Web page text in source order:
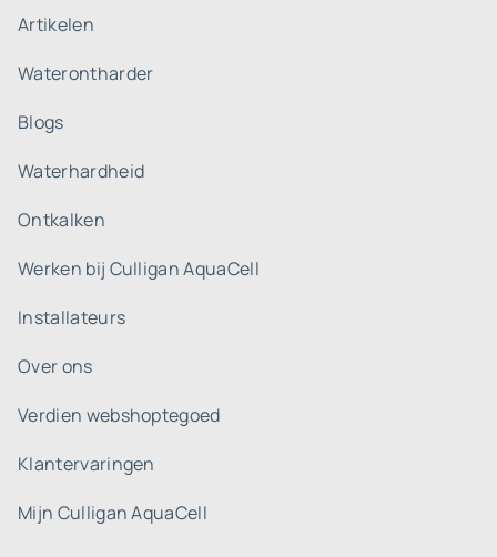
Artikelen
Waterontharder
Blogs
Waterhardheid
Ontkalken
Werken bij Culligan AquaCell
Installateurs
Over ons
Verdien webshoptegoed
Klantervaringen
Mijn Culligan AquaCell